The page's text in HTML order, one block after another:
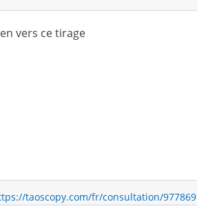
vers ce tirage
taoscopy.com/fr/consultation/977869